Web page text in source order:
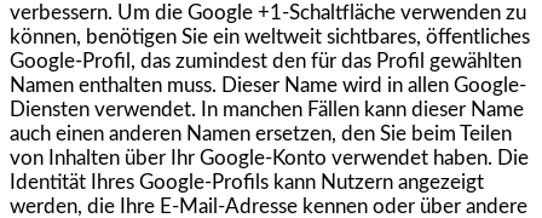
verbessern. Um die Google +1-Schaltfläche verwenden zu
können, benötigen Sie ein weltweit sichtbares, öffentliches
Google-Profil, das zumindest den für das Profil gewählten
Namen enthalten muss. Dieser Name wird in allen Google-
Diensten verwendet. In manchen Fällen kann dieser Name
auch einen anderen Namen ersetzen, den Sie beim Teilen
von Inhalten über Ihr Google-Konto verwendet haben. Die
Identität Ihres Google-Profils kann Nutzern angezeigt
werden, die Ihre E-Mail-Adresse kennen oder über andere